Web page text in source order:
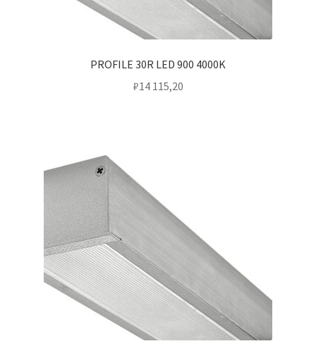
PROFILE 30R LED 900 4000K
₽14 115,20